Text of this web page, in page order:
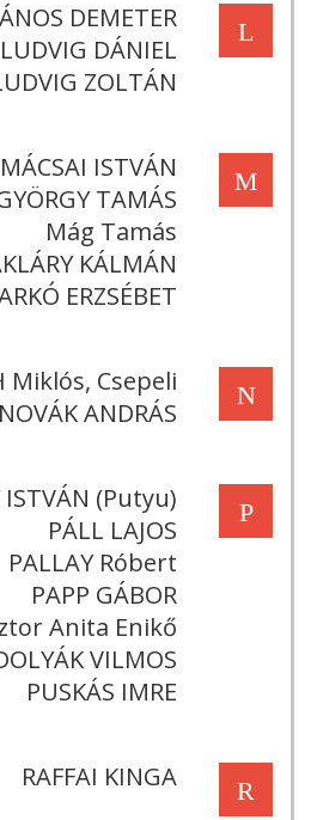
L
DEMETER
LUDVIG DÁNIEL
ZOLTÁN
M
MÁCSAI ISTVÁN
TAMÁS
Mág Tamás
KÁLMÁN
ERZSÉBET
N
Miklós, Csepeli
NOVÁK ANDRÁS
P
ISTVÁN (Putyu)
PÁLL LAJOS
PALLAY Róbert
PAPP GÁBOR
Anita Enikő
VILMOS
PUSKÁS IMRE
R
RAFFAI KINGA